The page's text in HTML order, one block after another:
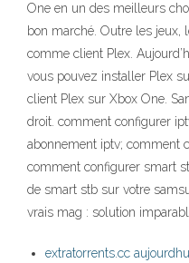
One en un des meilleurs
bon marché. Outre les jeux,
comme client Plex.
vous pouvez installer Plex
client Plex sur Xbox One.
droit. comment configurer
abonnement iptv; comment
comment configurer smart
de smart stb sur votre
vrais mag : solution
extratorrents.cc